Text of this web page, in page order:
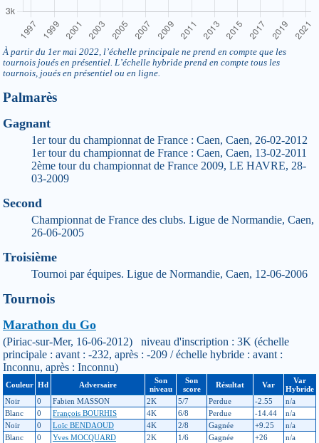
À partir du 1er mai 2022, l’échelle principale ne prend en compte que les
tournois joués en présentiel. L’échelle hybride prend en compte tous les
tournois, joués en présentiel ou en ligne.
Palmarès
Gagnant
1er tour du championnat de France : Caen, Caen, 26-02-2012
1er tour du championnat de France : Caen, Caen, 13-02-2011
2ème tour du championnat de France 2009, LE HAVRE, 28-
03-2009
Second
Championnat de France des clubs. Ligue de Normandie, Caen,
26-06-2005
Troisième
Tournoi par équipes. Ligue de Normandie, Caen, 12-06-2006
Tournois
Marathon du Go
(Piriac-sur-Mer, 16-06-2012) niveau d'inscription : 3K (échelle
principale : avant : -232, après : -209 / échelle hybride : avant :
Inconnu, après : Inconnu)
Couleur Hd Adversaire
Son
niveau
Son
score
Résultat Var
Var
Hybride
Noir
0 Fabien MASSON 2K 5/7 Perdue -2.55
n/a
Blanc
0 François BOURHIS 4K 6/8 Perdue -14.44
n/a
Noir
0 Loïc BENDAOUD 4K 2/8 Gagnée +9.25
n/a
Blanc
0 Yves MOCQUARD 2K 1/6 Gagnée +26
n/a